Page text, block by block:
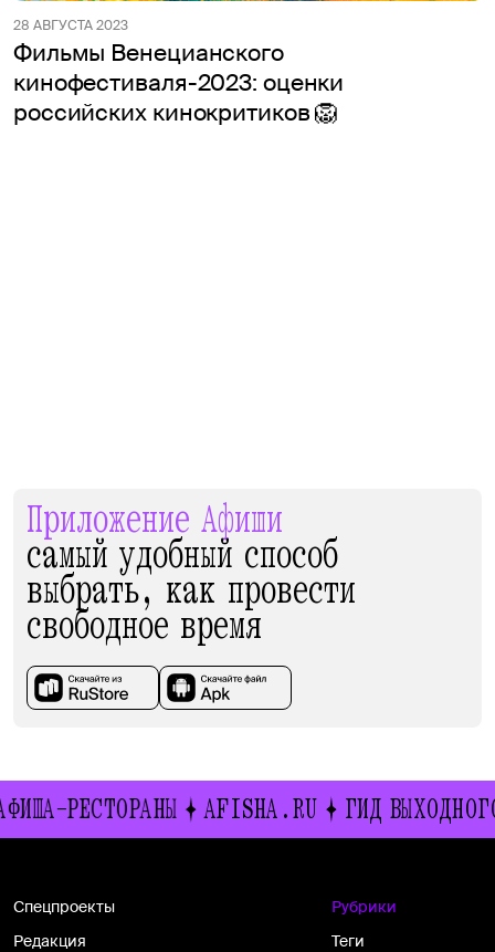
28 АВГУСТА 2023
Фильмы Венецианского
кинофестиваля-2023: оценки
российских кинокритиков 🦁
Приложение Афиши
самый удобный способ
выбрать, как провести
свободное время
РЕСТОРАНЫ AFISHA.RU ГИД ВЫХОДНОГО ДНЯ
Спецпроекты
Редакция
Рубрики
Теги